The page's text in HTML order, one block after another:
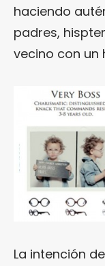
haciendo
padres,
vecino con un
La intención